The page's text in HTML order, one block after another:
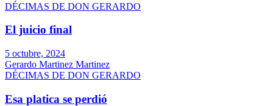
DÉCIMAS DE DON GERARDO
El juicio final
5 octubre, 2024
Gerardo Martinez Martinez
DÉCIMAS DE DON GERARDO
Esa platica se perdió